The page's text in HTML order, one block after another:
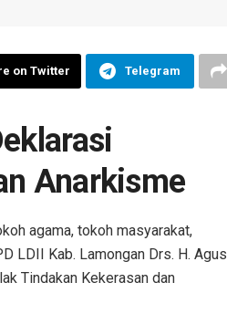
on Twitter Telegram
Anarkisme
agama, tokoh masyarakat,
LDII Kab. Lamongan Drs. H. Agus
Tindakan Kekerasan dan